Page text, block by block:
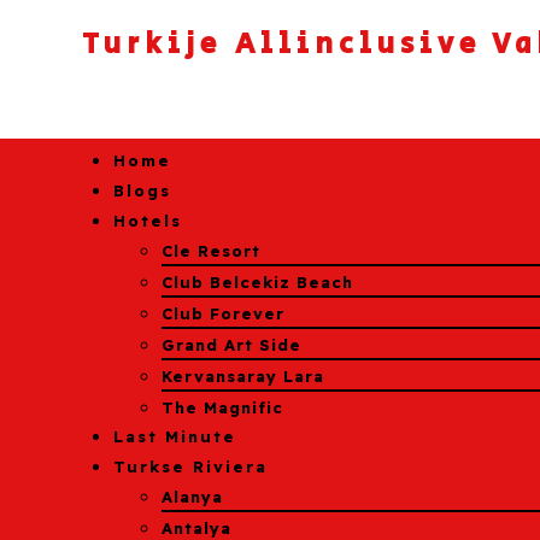
Turkije Allinclusive
Home
Blogs
Hotels
Cle Resort
Club Belcekiz Beach
Club Forever
Grand Art Side
Kervansaray Lara
The Magnific
Last Minute
Turkse Riviera
Alanya
Antalya